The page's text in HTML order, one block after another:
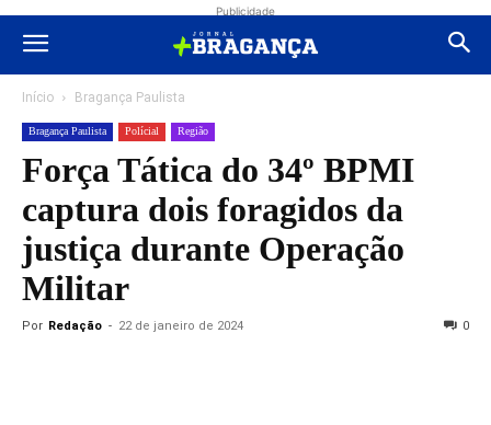
Publicidade
Início Bragança Paulista
Bragança Paulista Polícial Região
Força Tática do 34º BPMI
captura dois foragidos da
justiça durante Operação
Militar
Por Redação - 22 de janeiro de 2024 0